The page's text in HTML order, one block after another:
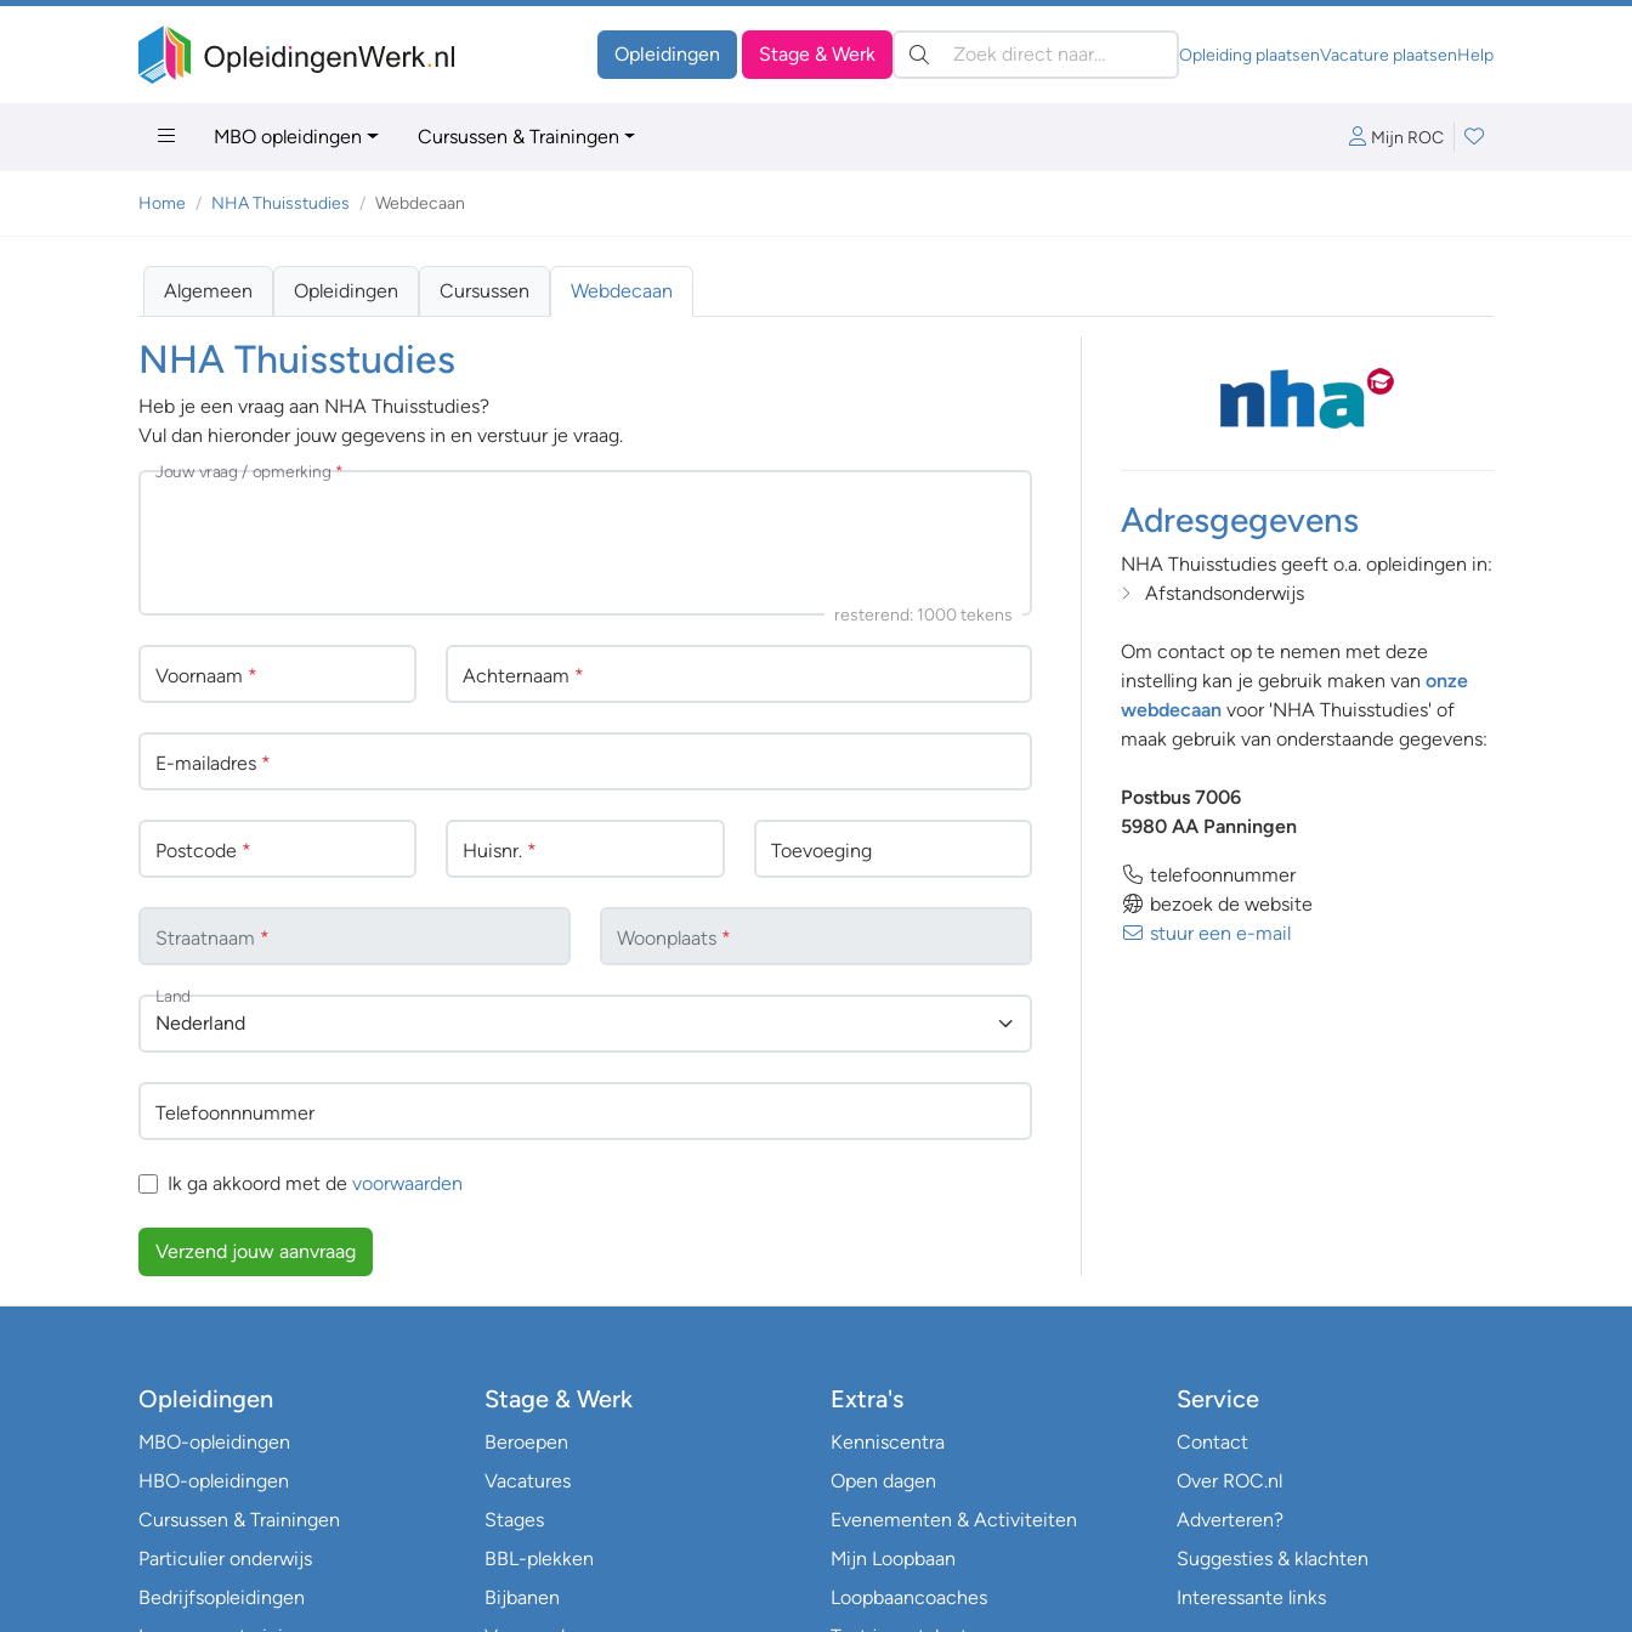
Opleidingen Stage & Werk Zoeken: Opleiding plaatsenVacature plaatsenHelp
MBO opleidingen Cursussen & Trainingen Mijn ROC
Home NHA Thuisstudies Webdecaan
Algemeen Opleidingen Cursussen Webdecaan
NHA Thuisstudies
Heb je een vraag aan NHA Thuisstudies?
Vul dan hieronder jouw gegevens in en verstuur je vraag.
Jouw vraag / opmerking *
resterend: 1000tekens
Voornaam * Achternaam *
E-mailadres *
Postcode * Huisnr. * Toevoeging
Straatnaam * Woonplaats *
Nederland
Land
Telefoonnnummer
Ik ga akkoord met de voorwaarden
Verzend jouw aanvraag
Adresgegevens
NHA Thuisstudies geeft o.a. opleidingen in:
Afstandsonderwijs
Om contact op te nemen met deze
instelling kan je gebruik maken van onze
webdecaan voor 'NHA Thuisstudies' of
maak gebruik van onderstaande gegevens:
Postbus 7006
5980 AA Panningen
telefoonnummer
bezoek de website
stuur een e-mail
Opleidingen
MBO-opleidingen
HBO-opleidingen
Cursussen & Trainingen
Particulier onderwijs
Bedrijfsopleidingen
Stage & Werk
Beroepen
Vacatures
Stages
BBL-plekken
Bijbanen
Extra's
Kenniscentra
Open dagen
Evenementen & Activiteiten
Mijn Loopbaan
Loopbaancoaches
Service
Contact
Over ROC.nl
Adverteren?
Suggesties & klachten
Interessante links